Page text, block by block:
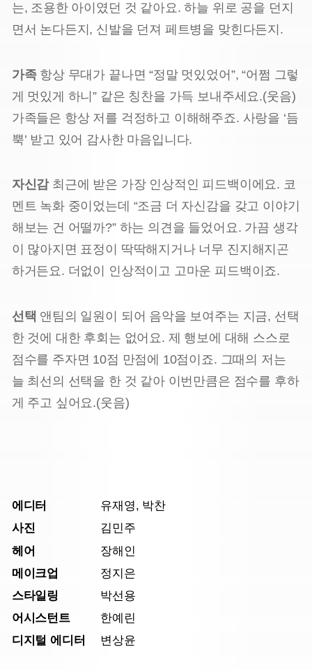
는, 조용한 아이였던 것 같아요. 하늘 위로 공을 던지
면서 논다든지, 신발을 던져 페트병을 맞힌다든지.
가족 항상 무대가 끝나면 “정말 멋있었어”, “어쩜 그렇
게 멋있게 하니” 같은 칭찬을 가득 보내주세요.(웃음)
가족들은 항상 저를 걱정하고 이해해주죠. 사랑을 ‘듬
뿍’ 받고 있어 감사한 마음입니다.
자신감 최근에 받은 가장 인상적인 피드백이에요. 코
멘트 녹화 중이었는데 “조금 더 자신감을 갖고 이야기
해보는 건 어떨까?” 하는 의견을 들었어요. 가끔 생각
이 많아지면 표정이 딱딱해지거나 너무 진지해지곤
하거든요. 더없이 인상적이고 고마운 피드백이죠.
선택 앤팀의 일원이 되어 음악을 보여주는 지금, 선택
한 것에 대한 후회는 없어요. 제 행보에 대해 스스로
점수를 주자면 10점 만점에 10점이죠. 그때의 저는
늘 최선의 선택을 한 것 같아 이번만큼은 점수를 후하
게 주고 싶어요.(웃음)
에디터
유재영, 박찬
사진
김민주
헤어
장해인
메이크업
정지은
스타일링
박선용
어시스턴트
한예린
디지털 에디터
변상윤